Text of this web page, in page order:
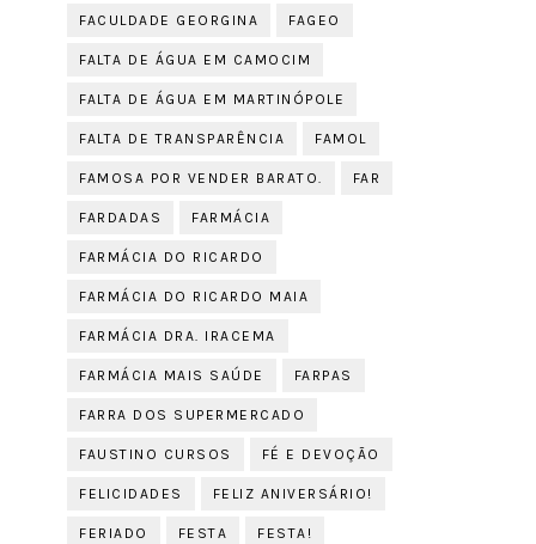
FACULDADE GEORGINA FAGEO
FALTA DE ÁGUA EM CAMOCIM
FALTA DE ÁGUA EM MARTINÓPOLE
FALTA DE TRANSPARÊNCIA FAMOL
FAMOSA POR VENDER BARATO. FAR
FARDADAS FARMÁCIA
FARMÁCIA DO RICARDO
FARMÁCIA DO RICARDO MAIA
FARMÁCIA DRA. IRACEMA
FARMÁCIA MAIS SAÚDE FARPAS
FARRA DOS SUPERMERCADO
FAUSTINO CURSOS FÉ E DEVOÇÃO
FELICIDADES FELIZ ANIVERSÁRIO!
FERIADO FESTA FESTA!